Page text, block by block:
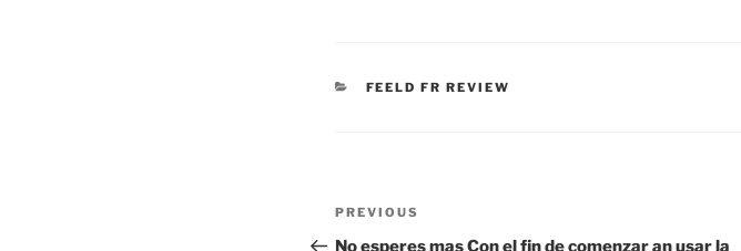
CATEGORIES
FEELD FR REVIEW
Post
navigation
Previous
Post
PREVIOUS
No esperes mas Con el fin de comenzar an usar la